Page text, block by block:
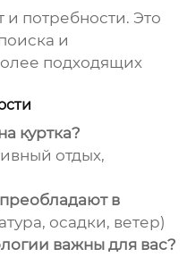
потребности. Это
и
подходящих
куртка?
отдых,
в
осадки, ветер)
важны для вас?